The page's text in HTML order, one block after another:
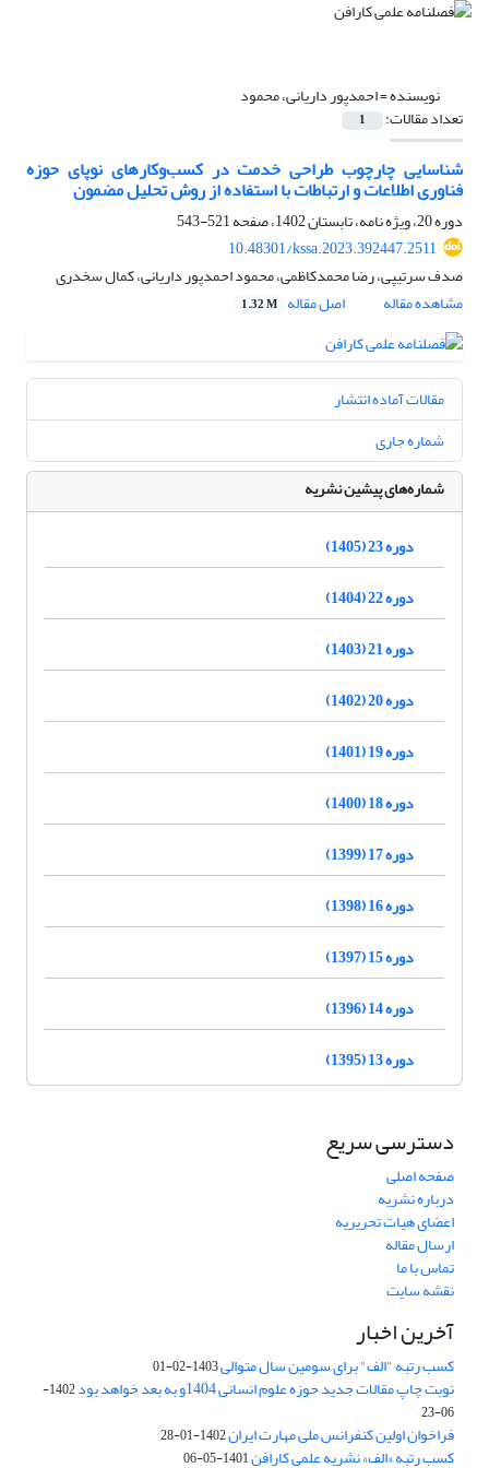
نویسنده =احمدپور داریانی، محمود
تعداد مقالات: 1
شناسایی چارچوب طراحی خدمت در کسب‌وکارهای نوپای حوزه
فناوری اطلاعات و ارتباطات با استفاده از روش تحلیل مضمون
دوره 20، ویژه نامه، تابستان 1402، صفحه
521-543
10.48301/kssa.2023.392447.2511
صدف سرتیپی، رضا محمدکاظمی، محمود احمدپور داریانی، کمال سخدری
مشاهده مقاله
اصل مقاله 1.32 M
مقالات آماده انتشار
شماره جاری
شماره‌های پیشین نشریه
دوره 23 (1405)
دوره 22 (1404)
دوره 21 (1403)
دوره 20 (1402)
دوره 19 (1401)
دوره 18 (1400)
دوره 17 (1399)
دوره 16 (1398)
دوره 15 (1397)
دوره 14 (1396)
دوره 13 (1395)
دسترسی سریع
صفحه اصلی
درباره نشریه
اعضای هیات تحریریه
ارسال مقاله
تماس با ما
نقشه سایت
آخرین اخبار
کسب رتبه "الف" برای سومین سال متوالی1403-02-01
نوبت چاپ مقالات جدید حوزه علوم انسانی 1404و به بعد خواهد بود
1402-
06-23
فراخوان اولین کنفرانس ملی مهارت ایران1402-01-28
کسب رتبه «الف» نشریه علمی کارافن1401-05-06